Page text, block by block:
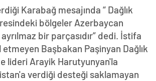
Karabağ mesajında “ Dağlık
bölgeler Azerbaycan
bir parçasıdır” dedi. İstifa
etmeyen Başbakan Paşinyan Dağlık
lideri Arayik Harutyunyan'la
verdiği desteği saklamayan